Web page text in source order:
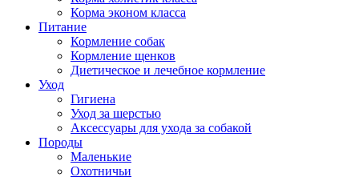
Корма эконом класса
Питание
Кормление собак
Кормление щенков
Диетическое и лечебное кормление
Уход
Гигиена
Уход за шерстью
Аксессуары для ухода за собакой
Породы
Маленькие
Охотничьи